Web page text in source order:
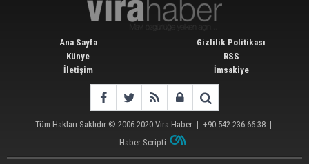
Ana Sayfa
Künye
İletişim
Gizlilik Politikası
RSS
İmsakiye
Tüm Hakları Saklıdır © 2006-2020 Vira Haber | +90 542 236 66 38 |
Haber Scripti